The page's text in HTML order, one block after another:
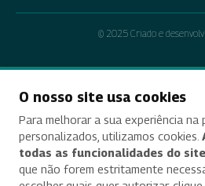
© 2025 Criado e
O nosso site usa cookies
Para melhorar a sua experiência
personalizados, utilizamos cookies.
todas as funcionalidades do
que não forem estritamente